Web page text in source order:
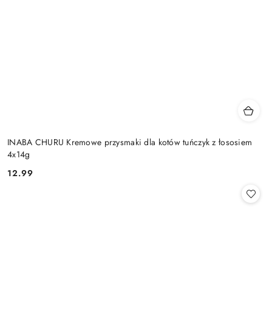
INABA CHURU Kremowe przysmaki dla kotów tuńczyk z łososiem
4x14g
Cena:
12.99